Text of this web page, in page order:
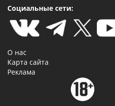
Социальные сети:
О нас
Карта сайта
Реклама